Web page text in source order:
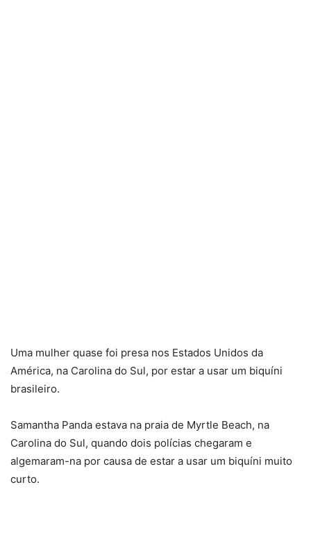
Uma mulher quase foi presa nos Estados Unidos da
América, na Carolina do Sul, por estar a usar um biquíni
brasileiro.
Samantha Panda estava na praia de Myrtle Beach, na
Carolina do Sul, quando dois polícias chegaram e
algemaram-na por causa de estar a usar um biquíni muito
curto.